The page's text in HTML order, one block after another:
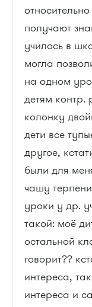
получают
училось в
могла
на одном
детям контр.
колонку
дети все
другое,
были для
чашу
уроки у др.
такой: моё
остальной
говорит??
интереса,
интереса и